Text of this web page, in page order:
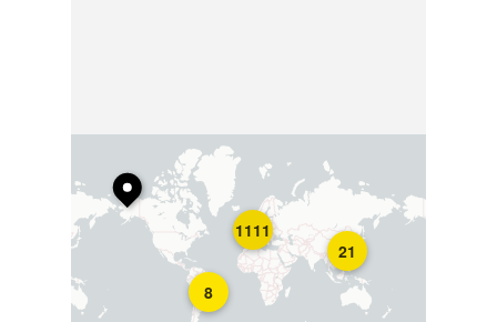
8
21
1111